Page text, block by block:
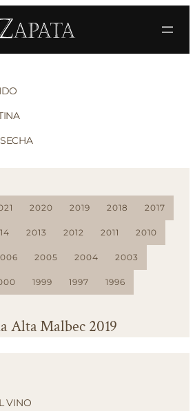
2020 2019 2018 2017
2013 2012 2011 2010
2005 2004 2003
1999 1997 1996
Alta Malbec 2019
VINO